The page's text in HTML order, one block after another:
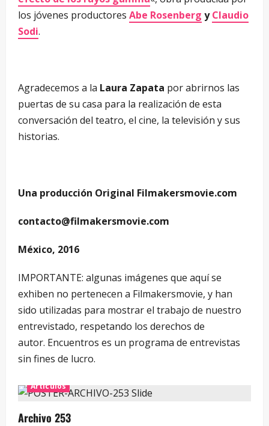
los jóvenes productores Abe Rosenberg yClaudio
Sodi.
Agradecemos a la Laura Zapata por abrirnos las
puertas de su casa para la realización de esta
conversación del teatro, el cine, la televisión y sus
historias.
Una producción Original Filmakersmovie.com
contacto@filmakersmovie.com
México, 2016
IMPORTANTE: algunas imágenes que aquí se
exhiben no pertenecen a Filmakersmovie, y han
sido utilizadas para mostrar el trabajo de nuestro
entrevistado, respetando los derechos de
autor. Encuentros es un programa de entrevistas
sin fines de lucro.
Artículos
Archivo 253